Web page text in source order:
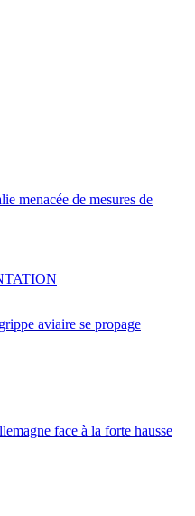
menacée de mesures de
aviaire se propage
face à la forte hausse